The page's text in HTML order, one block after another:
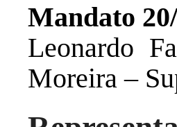
Mandato
Leonardo
Moreira –